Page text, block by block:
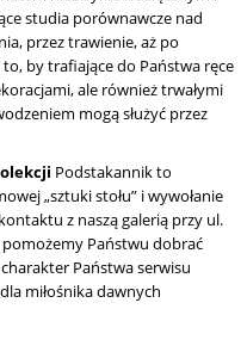
studia porównawcze nad
przez trawienie, aż po
by trafiające do Państwa ręce
ale również trwałymi
mogą służyć przez
Podstakannik to
„sztuki stołu” i wywołanie
z naszą galerią przy ul.
pomożemy Państwu dobrać
Państwa serwisu
miłośnika dawnych